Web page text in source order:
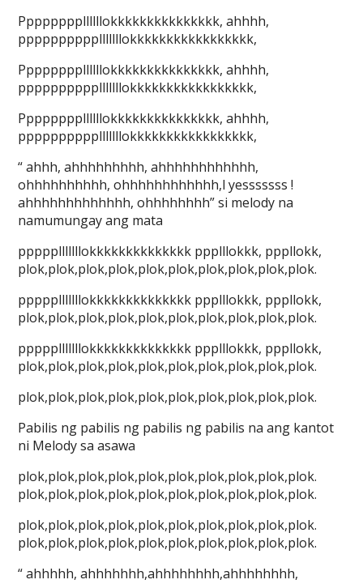
Ppppppppllllllokkkkkkkkkkkkkkk, ahhhh,
pppppppppplllllllokkkkkkkkkkkkkkkkk,
Ppppppppllllllokkkkkkkkkkkkkkk, ahhhh,
pppppppppplllllllokkkkkkkkkkkkkkkkk,
Ppppppppllllllokkkkkkkkkkkkkkk, ahhhh,
pppppppppplllllllokkkkkkkkkkkkkkkkk,
“ ahhh, ahhhhhhhhh, ahhhhhhhhhhhh,
ohhhhhhhhhh, ohhhhhhhhhhhh,l yesssssss !
ahhhhhhhhhhhhh, ohhhhhhhh” si melody na
namumungay ang mata
ppppplllllllokkkkkkkkkkkkkk ppplllokkk, pppllokk,
plok,plok,plok,plok,plok,plok,plok,plok,plok,plok.
ppppplllllllokkkkkkkkkkkkkk ppplllokkk, pppllokk,
plok,plok,plok,plok,plok,plok,plok,plok,plok,plok.
ppppplllllllokkkkkkkkkkkkkk ppplllokkk, pppllokk,
plok,plok,plok,plok,plok,plok,plok,plok,plok,plok.
plok,plok,plok,plok,plok,plok,plok,plok,plok,plok.
Pabilis ng pabilis ng pabilis ng pabilis na ang kantot
ni Melody sa asawa
plok,plok,plok,plok,plok,plok,plok,plok,plok,plok.
plok,plok,plok,plok,plok,plok,plok,plok,plok,plok.
plok,plok,plok,plok,plok,plok,plok,plok,plok,plok.
plok,plok,plok,plok,plok,plok,plok,plok,plok,plok.
“ ahhhhh, ahhhhhhh,ahhhhhhhh,ahhhhhhhh,